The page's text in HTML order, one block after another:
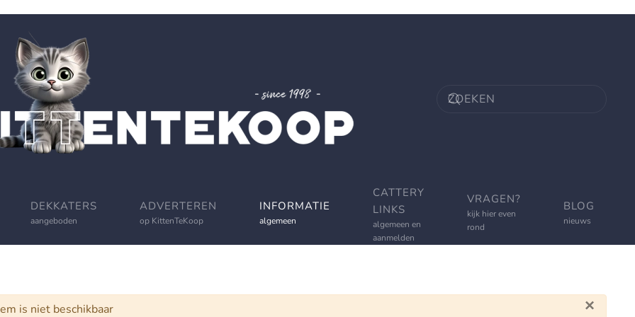
DEKKATERS
aangeboden
ADVERTEREN
op KittenTeKoop
INFORMATIE
algemeen
CATTERY
LINKS
algemeen en
aanmelden
VRAGEN?
kijk hier even
rond
BLOG
nieuws
×
is niet beschikbaar